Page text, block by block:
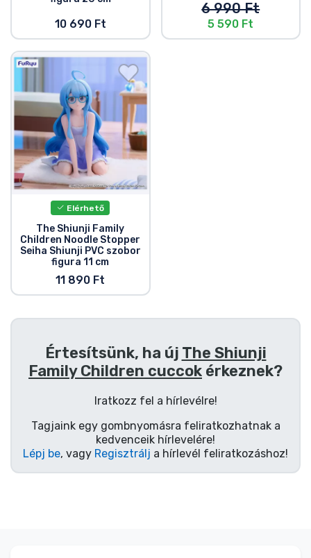
10 690 Ft
6 990 Ft
5 590 Ft
Elérhető
The Shiunji Family
Children Noodle Stopper
Seiha Shiunji PVC szobor
figura 11 cm
11 890 Ft
Értesítsünk, ha új The Shiunji
Family Children cuccok érkeznek?
Iratkozz fel a hírlevélre!
Tagjaink egy gombnyomásra feliratkozhatnak a
kedvenceik hírlevelére!
Lépj be, vagy Regisztrálj a hírlevél feliratkozáshoz!